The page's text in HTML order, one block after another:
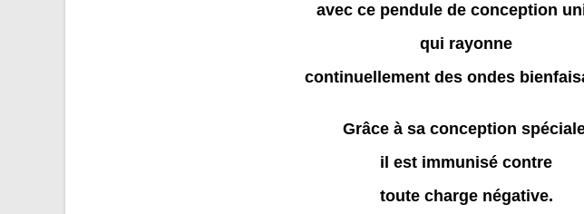
avec ce pendule de conception
qui rayonne
continuellement des ondes
Grâce à sa conception
il est immunisé contre
toute charge négative.